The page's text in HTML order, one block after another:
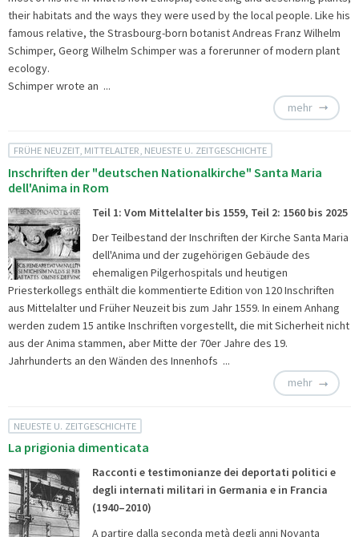
their habitats and the ways they were used by the local people. Like his
famous relative, the Strasbourg-born botanist Andreas Franz Wilhelm
Schimper, Georg Wilhelm Schimper was a forerunner of modern plant
ecology.
Schimper wrote an ...
mehr
FRÜHE NEUZEIT, MITTELALTER, NEUESTE U. ZEITGESCHICHTE
Inschriften der "deutschen Nationalkirche" Santa Maria
dell'Anima in Rom
Teil 1: Vom Mittelalter bis 1559, Teil 2: 1560 bis 2025
Der Teilbestand der Inschriften der Kirche Santa Maria
dell'Anima und der zugehörigen Gebäude des
ehemaligen Pilgerhospitals und heutigen
Priesterkollegs enthält die kommentierte Edition von 120 Inschriften
aus Mittelalter und Früher Neuzeit bis zum Jahr 1559. In einem Anhang
werden zudem 15 antike Inschriften vorgestellt, die mit Sicherheit nicht
aus der Anima stammen, aber Mitte der 70er Jahre des 19.
Jahrhunderts an den Wänden des Innenhofs ...
mehr
NEUESTE U. ZEITGESCHICHTE
La prigionia dimenticata
Racconti e testimonianze dei deportati politici e
degli internati militari in Germania e in Francia
(1940–2010)
A partire dalla seconda metà degli anni Novanta